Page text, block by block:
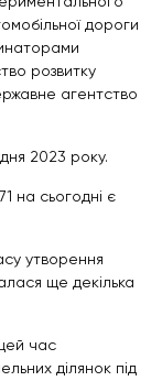
дороги
розвитку
агентство
2023 року.
на сьогодні є
утворення
ще декілька
час
ділянок під